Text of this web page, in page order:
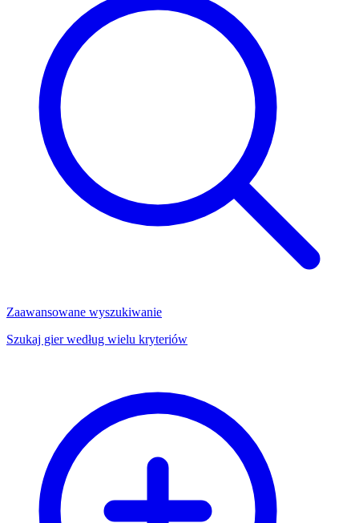
Zaawansowane wyszukiwanie
Szukaj gier według wielu kryteriów